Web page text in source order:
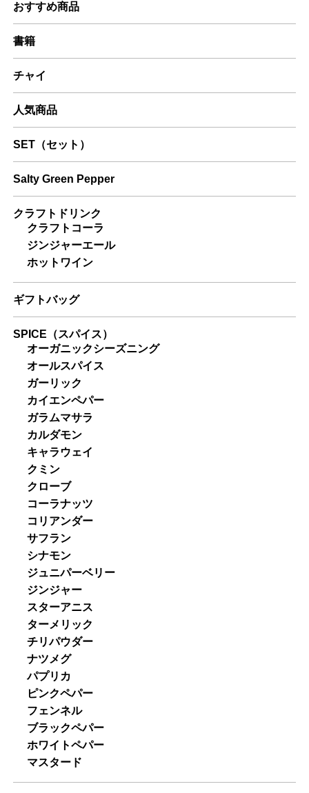
おすすめ商品
書籍
チャイ
人気商品
SET（セット）
Salty Green Pepper
クラフトドリンク
クラフトコーラ
ジンジャーエール
ホットワイン
ギフトバッグ
SPICE（スパイス）
オーガニックシーズニング
オールスパイス
ガーリック
カイエンペパー
ガラムマサラ
カルダモン
キャラウェイ
クミン
クローブ
コーラナッツ
コリアンダー
サフラン
シナモン
ジュニパーベリー
ジンジャー
スターアニス
ターメリック
チリパウダー
ナツメグ
パプリカ
ピンクペパー
フェンネル
ブラックペパー
ホワイトペパー
マスタード